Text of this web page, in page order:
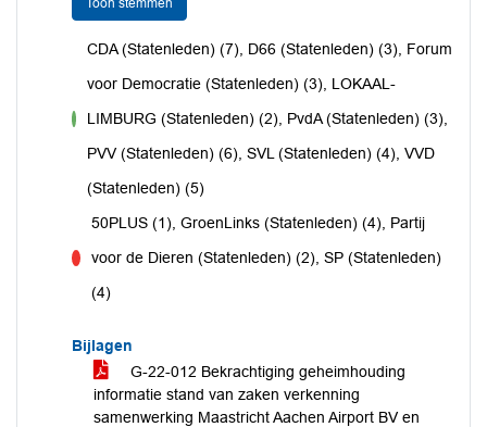
Toon stemmen
CDA (Statenleden) (7), D66 (Statenleden) (3), Forum
voor Democratie (Statenleden) (3), LOKAAL-
LIMBURG (Statenleden) (2), PvdA (Statenleden) (3),
PVV (Statenleden) (6), SVL (Statenleden) (4), VVD
(Statenleden) (5)
50PLUS (1), GroenLinks (Statenleden) (4), Partij
voor de Dieren (Statenleden) (2), SP (Statenleden)
(4)
Bijlagen
G-22-012 Bekrachtiging geheimhouding
informatie stand van zaken verkenning
samenwerking Maastricht Aachen Airport BV en